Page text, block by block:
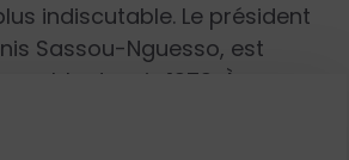
indiscutable. Le président
Sassou-Nguesso, est
depuis 1979. À